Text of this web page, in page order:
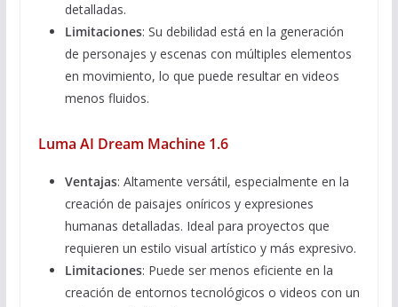
detalladas.
Limitaciones: Su debilidad está en la generación
de personajes y escenas con múltiples elementos
en movimiento, lo que puede resultar en videos
menos fluidos.
Luma AI Dream Machine 1.6
Ventajas: Altamente versátil, especialmente en la
creación de paisajes oníricos y expresiones
humanas detalladas. Ideal para proyectos que
requieren un estilo visual artístico y más expresivo.
Limitaciones: Puede ser menos eficiente en la
creación de entornos tecnológicos o videos con un